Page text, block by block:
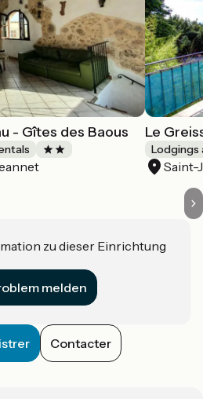
- Gîtes des Baous Le
Lodgings
Saint-
zu dieser Einrichtung
melden
Contacter